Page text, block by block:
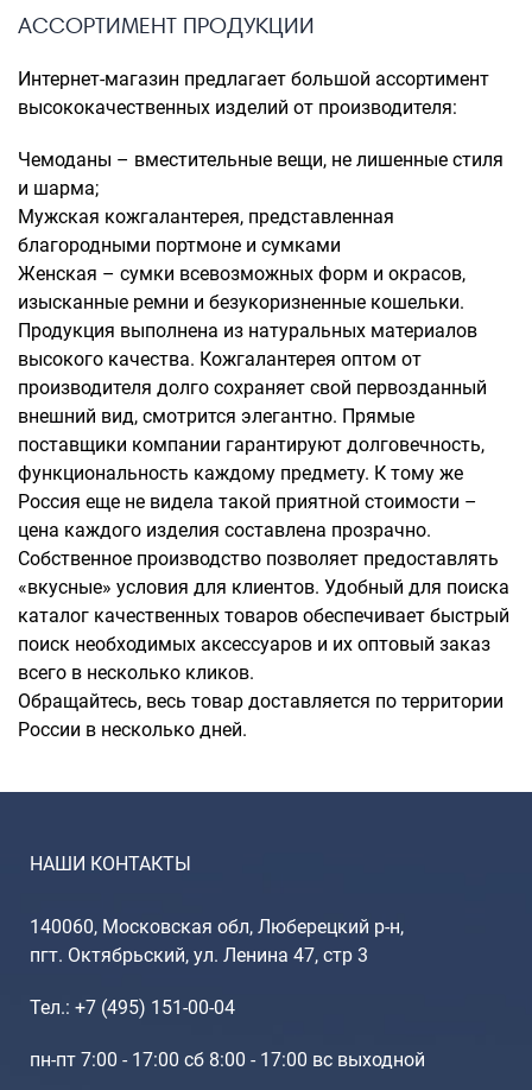
АССОРТИМЕНТ ПРОДУКЦИИ
Интернет-магазин предлагает большой ассортимент
высококачественных изделий от производителя:
Чемоданы – вместительные вещи, не лишенные стиля
и шарма;
Мужская кожгалантерея, представленная
благородными портмоне и сумками
Женская – сумки всевозможных форм и окрасов,
изысканные ремни и безукоризненные кошельки.
Продукция выполнена из натуральных материалов
высокого качества. Кожгалантерея оптом от
производителя долго сохраняет свой первозданный
внешний вид, смотрится элегантно. Прямые
поставщики компании гарантируют долговечность,
функциональность каждому предмету. К тому же
Россия еще не видела такой приятной стоимости –
цена каждого изделия составлена прозрачно.
Собственное производство позволяет предоставлять
«вкусные» условия для клиентов. Удобный для поиска
каталог качественных товаров обеспечивает быстрый
поиск необходимых аксессуаров и их оптовый заказ
всего в несколько кликов.
Обращайтесь, весь товар доставляется по территории
России в несколько дней.
НАШИ КОНТАКТЫ
140060, Московская обл, Люберецкий р-н,
пгт. Октябрьский, ул. Ленина 47, стр 3
Тел.: +7 (495) 151-00-04
пн-пт 7:00 - 17:00 сб 8:00 - 17:00 вс выходной